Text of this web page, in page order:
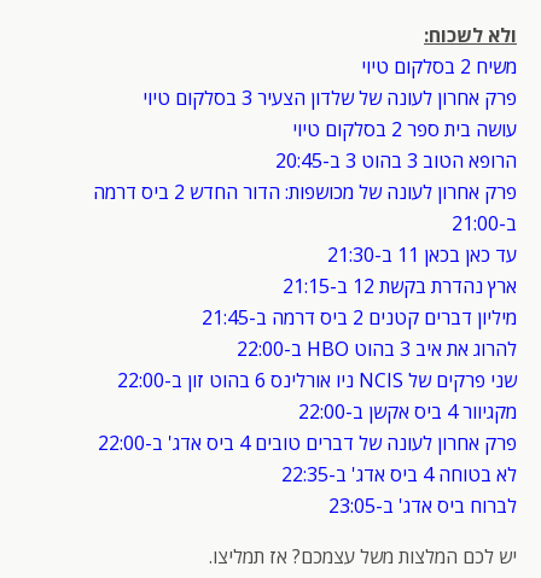
ולא לשכוח:
משיח 2 בסלקום טיוי
פרק אחרון לעונה של שלדון הצעיר 3 בסלקום טיוי
עושה בית ספר 2 בסלקום טיוי
הרופא הטוב 3 בהוט 3 ב-20:45
פרק אחרון לעונה של מכושפות: הדור החדש 2 ביס דרמה
ב-21:00
עד כאן בכאן 11 ב-21:30
ארץ נהדרת בקשת 12 ב-21:15
מיליון דברים קטנים 2 ביס דרמה ב-21:45
להרוג את איב 3 בהוט HBO ב-22:00
שני פרקים של NCIS ניו אורלינס 6 בהוט זון ב-22:00
מקגיוור 4 ביס אקשן ב-22:00
פרק אחרון לעונה של דברים טובים 4 ביס אדג' ב-22:00
לא בטוחה 4 ביס אדג' ב-22:35
לברוח ביס אדג' ב-23:05
יש לכם המלצות משל עצמכם? אז תמליצו.